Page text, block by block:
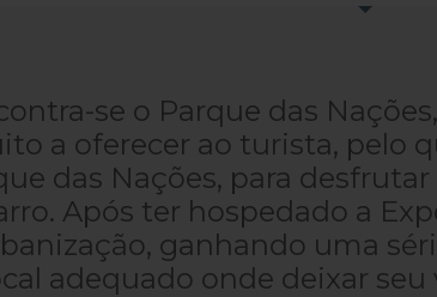
se o Parque das
a oferecer ao turista, pelo
das Nações, para
Após ter hospedado a
ganhando uma
adequado onde deixar seu